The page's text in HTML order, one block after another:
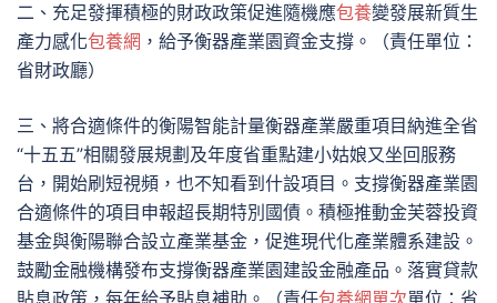
二、充足發揮積極的財政政策促進隨機應包養變發展新質生
產力感化包養網 ，給予衡器產業園資金支撐。（責任單位：
省財政廳）
三、將合適條件的衡陽智能計量衡器產業嚴重項目納進全省
“十五五”相關發展規劃及年度省重點建小姑娘又坐回服務
台，開始刷短視頻，也不知看到什設項目。支撐衡器產業園
合適條件的項目申報超長期特別國債。積極推動金芙蓉投資
基金與衡陽聯合設立產業基金，促進現代化產業體系建設。
鼓勵金融機構發布支撐衡器產業園建設金融產品。落實貸款
貼息政策，每年給予貼息補助。（責任包養網單次單位：省